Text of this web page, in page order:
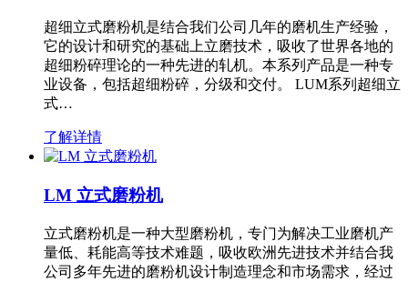
超细立式磨粉机是结合我们公司几年的磨机生产经验，
它的设计和研究的基础上立磨技术，吸收了世界各地的
超细粉碎理论的一种先进的轧机。本系列产品是一种专
业设备，包括超细粉碎，分级和交付。 LUM系列超细立
式…
了解详情
LM 立式磨粉机
立式磨粉机是一种大型磨粉机，专门为解决工业磨机产
量低、耗能高等技术难题，吸收欧洲先进技术并结合我
公司多年先进的磨粉机设计制造理念和市场需求，经过